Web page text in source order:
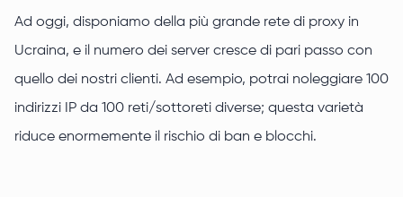
Ad oggi, disponiamo della più grande rete di proxy in
Ucraina, e il numero dei server cresce di pari passo con
quello dei nostri clienti. Ad esempio, potrai noleggiare 100
indirizzi IP da 100 reti/sottoreti diverse; questa varietà
riduce enormemente il rischio di ban e blocchi.